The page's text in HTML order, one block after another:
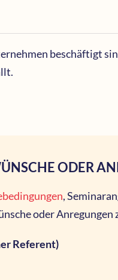
beschäftigt
ODER
,
oder
Referent)